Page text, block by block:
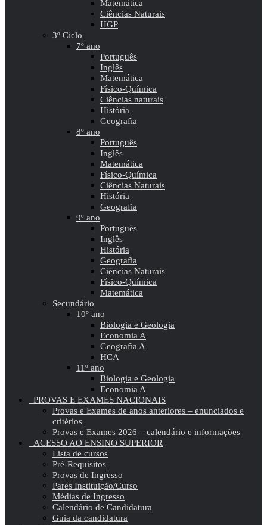
Matemática
Ciências Naturais
HGP
3º Ciclo
7º ano
Português
Inglês
Matemática
Físico-Química
Ciências naturais
História
Geografia
8º ano
Português
Inglês
Matemática
Físico-Química
Ciências Naturais
História
Geografia
9º ano
Português
Inglês
História
Geografia
Ciências Naturais
Físico-Química
Matemática
Secundário
10º ano
Biologia e Geologia
Economia A
Geografia A
HCA
11º ano
Biologia e Geologia
Economia A
PROVAS E EXAMES NACIONAIS
Provas e Exames de anos anteriores – enunciados e
critérios
Provas e Exames 2026 – calendário e informações
ACESSO AO ENSINO SUPERIOR
Lista de cursos
Pré-Requisitos
Provas de Ingresso
Pares Instituição/Curso
Médias de Ingresso
Calendário de Candidatura
Guia da candidatura